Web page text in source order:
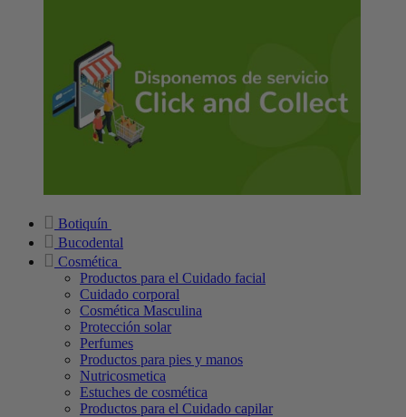
Botiquín
Bucodental
Cosmética
Productos para el Cuidado facial
Cuidado corporal
Cosmética Masculina
Protección solar
Perfumes
Productos para pies y manos
Nutricosmetica
Estuches de cosmética
Productos para el Cuidado capilar